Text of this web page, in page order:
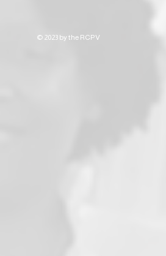
© 2023 by the RCPV